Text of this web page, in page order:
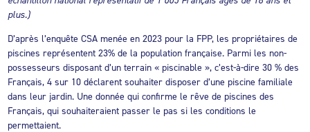
plus.)
D’après l’enquête CSA menée en 2023 pour la FPP, les propriétaires de
piscines représentent 23% de la population française. Parmi les non-
possesseurs disposant d’un terrain « piscinable », c’est-à-dire 30 % des
Français, 4 sur 10 déclarent souhaiter disposer d’une piscine familiale
dans leur jardin. Une donnée qui confirme le rêve de piscines des
Français, qui souhaiteraient passer le pas si les conditions le
permettaient.